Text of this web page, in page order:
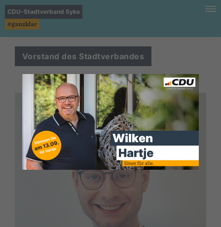
CDU-Stadtverband Syke
#ganzklar
Vorstand des Stadtverbandes